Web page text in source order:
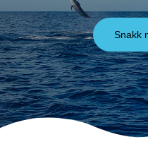
Snakk